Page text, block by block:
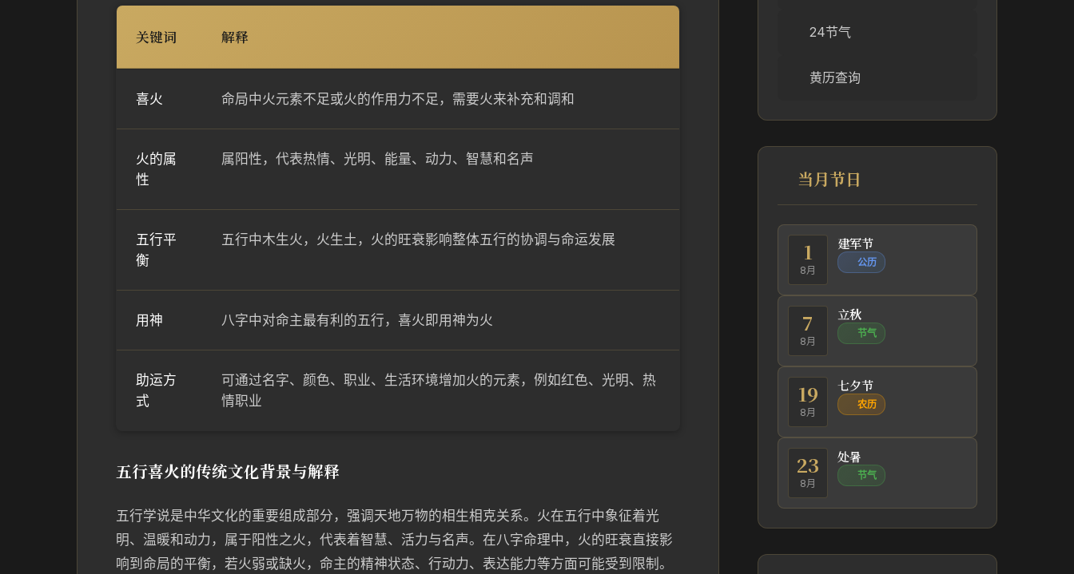
关键词 解释
喜火 命局中火元素不足或火的作用力不足，需要火来补充和调和
火的属
性
属阳性，代表热情、光明、能量、动力、智慧和名声
五行平
衡
五行中木生火，火生土，火的旺衰影响整体五行的协调与命运发展
用神 八字中对命主最有利的五行，喜火即用神为火
助运方
式
可通过名字、颜色、职业、生活环境增加火的元素，例如红色、光明、热
情职业
五行喜火的传统文化背景与解释
五行学说是中华文化的重要组成部分，强调天地万物的相生相克关系。火在五行中象征着光
明、温暖和动力，属于阳性之火，代表着智慧、活力与名声。在八字命理中，火的旺衰直接影
响到命局的平衡，若火弱或缺火，命主的精神状态、行动力、表达能力等方面可能受到限制。
24节气
黄历查询
当月节日
1
8月
建军节
公历
7
8月
立秋
节气
19
8月
七夕节
农历
23
8月
处暑
节气